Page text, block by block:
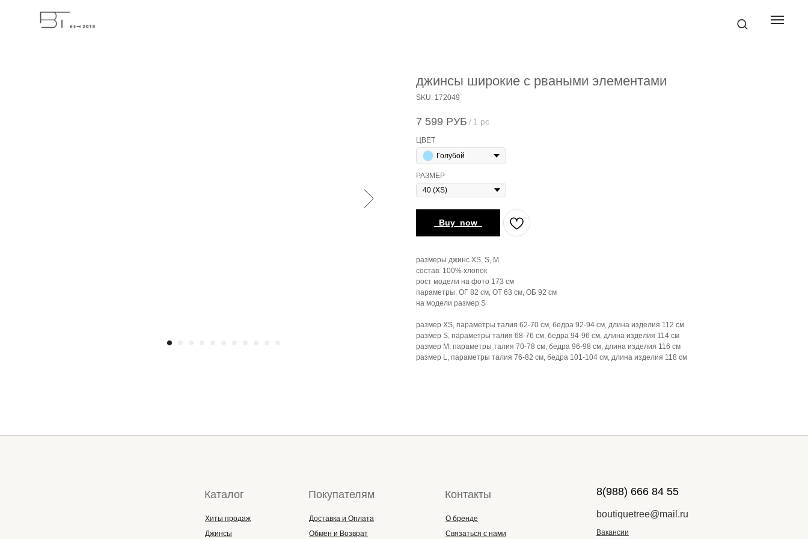
джинсы широкие с рваными элементами
SKU: 172049
7 599 РУБ / 1 pc
ЦВЕТ
Голубой
РАЗМЕР
_Buy_now_
размеры джинс XS, S, M
состав: 100% хлопок
рост модели на фото 173 см
параметры: ОГ 82 см, ОТ 63 см, ОБ 92 см
на модели размер S
размер XS, параметры талия 62-70 см, бедра 92-94 см, длина изделия 112 см
размер S, параметры талия 68-76 см, бедра 94-96 см, длина изделия 114 см
размер М, параметры талия 70-78 см, бедра 96-98 см, длина изделия 116 см
размер L, параметры талия 76-82 см, бедра 101-104 см, длина изделия 118 см
8(988) 666 84 55
boutiquetree@mail.ru
Вакансии
Каталог
Хиты продаж
Джинсы
Доставка и Оплата
Обмен и Возврат
О бренде
Связаться с нами
Покупателям Контакты